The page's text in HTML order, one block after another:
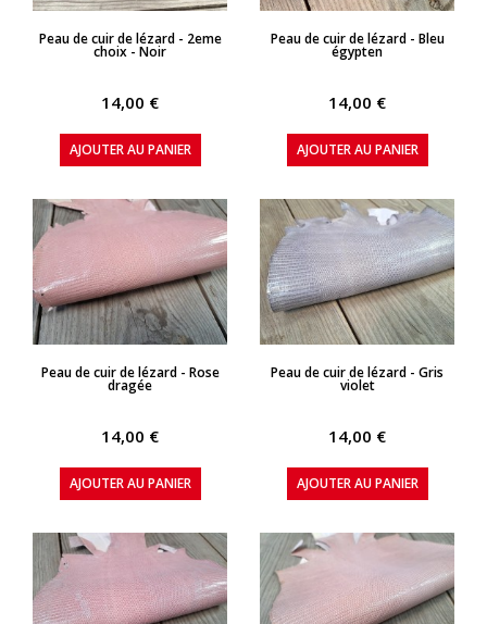
APERÇU RAPIDE
Peau de cuir de lézard - 2eme
choix - Noir
14,00 €
AJOUTER AU PANIER
APERÇU RAPIDE
Peau de cuir de lézard - Bleu
égypten
14,00 €
AJOUTER AU PANIER
APERÇU RAPIDE
Peau de cuir de lézard - Rose
dragée
14,00 €
AJOUTER AU PANIER
APERÇU RAPIDE
Peau de cuir de lézard - Gris
violet
14,00 €
AJOUTER AU PANIER